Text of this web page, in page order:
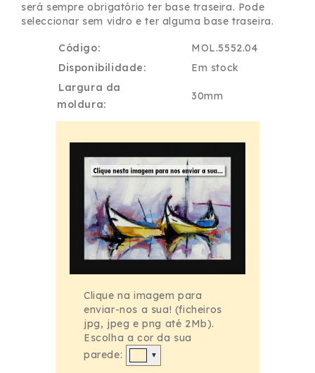
será sempre obrigatório ter base traseira. Pode
seleccionar sem vidro e ter alguma base traseira.
Código:
MOL.5552.04
Disponibilidade:
Em stock
Largura da
moldura:
30mm
Clique na imagem para
enviar-nos a sua! (ficheiros
jpg, jpeg e png até 2Mb).
Escolha a cor da sua
parede:
▼